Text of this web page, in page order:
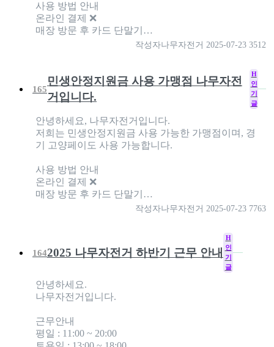
사용 방법 안내
온라인 결제 ❌
매장 방문 후 카드 단말기…
작성자나무자전거 2025-07-23 3512
165
민생안정지원금 사용 가맹점 나무자전
거입니다.
H
인
기
글
안녕하세요, 나무자전거입니다.
저희는 민생안정지원금 사용 가능한 가맹점이며, 경
기 고양페이도 사용 가능합니다.
사용 방법 안내
온라인 결제 ❌
매장 방문 후 카드 단말기…
작성자나무자전거 2025-07-23 7763
1642025 나무자전거 하반기 근무 안내
H
인
기
글
안녕하세요.
나무자전거입니다.
근무안내
평일 : 11:00 ~ 20:00